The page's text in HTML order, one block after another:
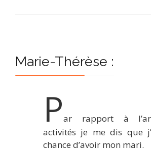
Marie-Thérèse :
Par rapport à
activités je me dis que
chance d’avoir mon mari.